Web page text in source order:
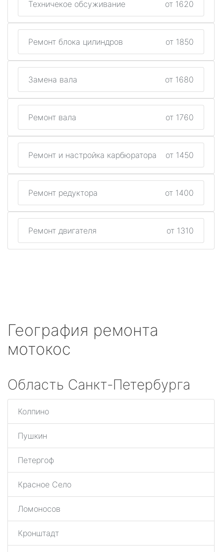
Техничекое обсуживание от 1620
Ремонт блока цилиндров от 1850
Замена вала от 1680
Ремонт вала от 1760
Ремонт и настройка карбюратора от 1450
Ремонт редуктора от 1400
Ремонт двигателя от 1310
География ремонта
мотокос
Область Санкт-Петербурга
Колпино
Пушкин
Петергоф
Красное Село
Ломоносов
Кронштадт